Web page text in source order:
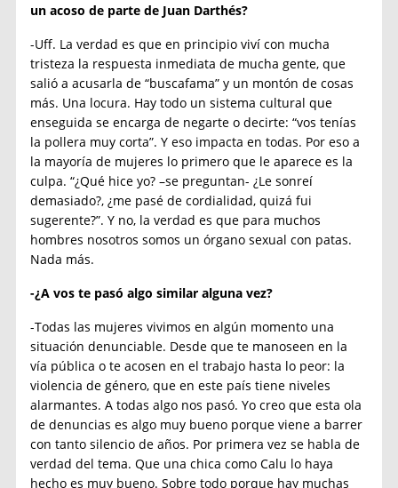
un acoso de parte de Juan Darthés?
-Uff. La verdad es que en principio viví con mucha
tristeza la respuesta inmediata de mucha gente, que
salió a acusarla de “buscafama” y un montón de cosas
más. Una locura. Hay todo un sistema cultural que
enseguida se encarga de negarte o decirte: “vos tenías
la pollera muy corta”. Y eso impacta en todas. Por eso a
la mayoría de mujeres lo primero que le aparece es la
culpa. “¿Qué hice yo? –se preguntan- ¿Le sonreí
demasiado?, ¿me pasé de cordialidad, quizá fui
sugerente?”. Y no, la verdad es que para muchos
hombres nosotros somos un órgano sexual con patas.
Nada más.
-¿A vos te pasó algo similar alguna vez?
-Todas las mujeres vivimos en algún momento una
situación denunciable. Desde que te manoseen en la
vía pública o te acosen en el trabajo hasta lo peor: la
violencia de género, que en este país tiene niveles
alarmantes. A todas algo nos pasó. Yo creo que esta ola
de denuncias es algo muy bueno porque viene a barrer
con tanto silencio de años. Por primera vez se habla de
verdad del tema. Que una chica como Calu lo haya
hecho es muy bueno. Sobre todo porque hay muchas